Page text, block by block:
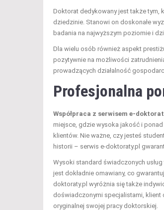
Doktorat dedykowany jest także tym,
dziedzinie. Stanowi on doskonałe
badania na najwyższym poziomie i
Dla wielu osób również aspekt
pozytywnie na możliwości
prowadzących działalność
Profesjonalna
Współpraca z serwisem e-
miejsce, gdzie wysoka jakość i
klientów. Nie ważne, czy jesteś
historii – serwis e-doktoraty.pl
Wysoki standard świadczonych
jest dokładnie omawiany, co
doktoraty.pl wyróżnia się także
doświadczonymi specjalistami, klient
oryginalnej swojej pracy doktorskiej.